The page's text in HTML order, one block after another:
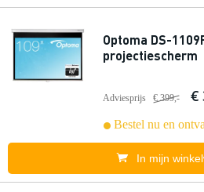
Optoma DS-
projectiescherm
Adviesprijs € 399,- €
Bestel nu en
In mijn